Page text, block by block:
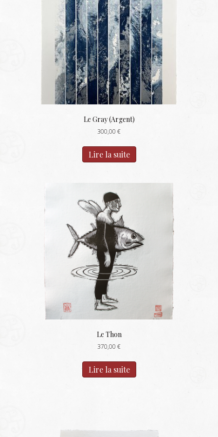
Le Gray (Argent)
300,00 €
Lire la suite
Le Thon
370,00 €
Lire la suite